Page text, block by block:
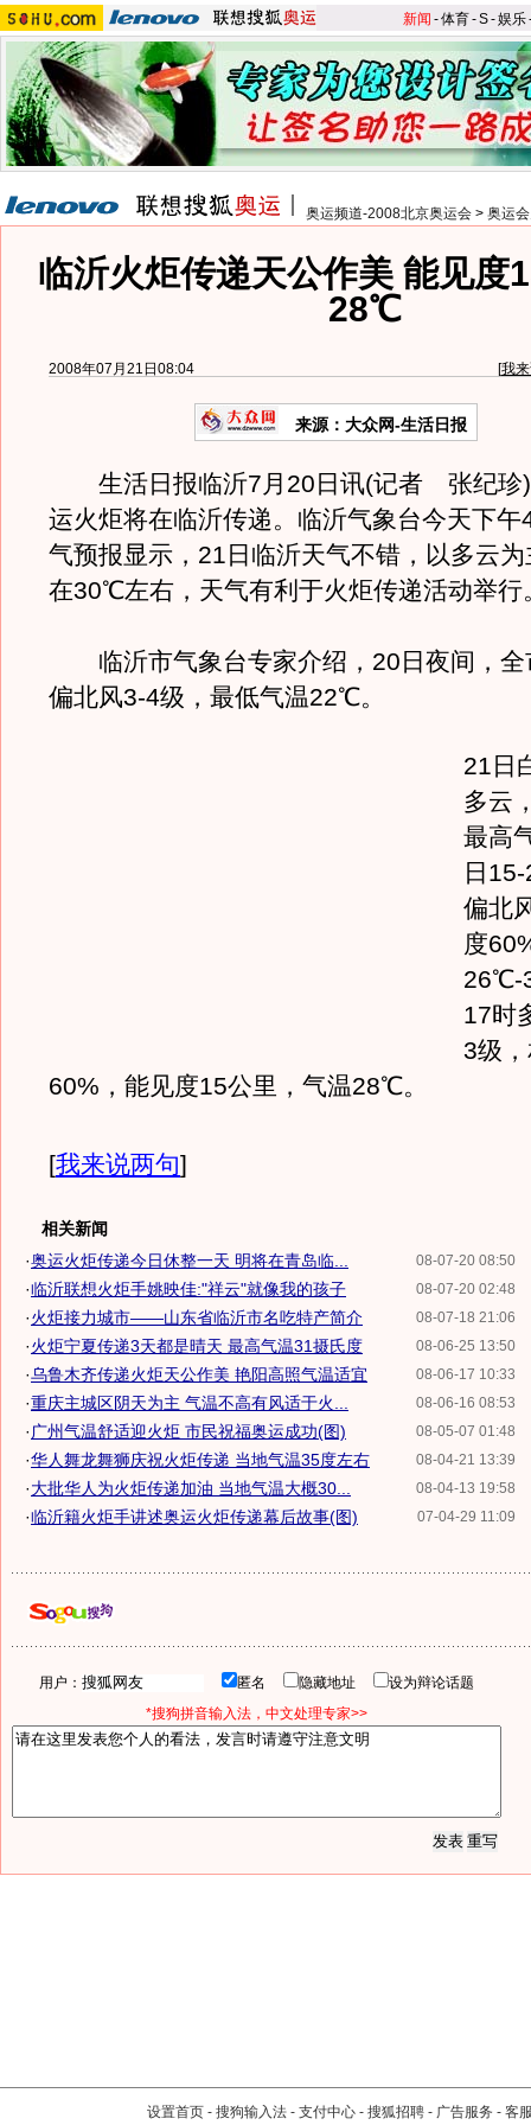
新闻 -体育-S-娱乐
奥运频道-2008北京奥运会 > 奥运
临沂火炬传递天公作美 能见度
28℃
2008年07月21日08:04 [我
来源：大众网-生活日报
生活日报临沂7月20日讯(记者 张纪珍
运火炬将在临沂传递。临沂气象台今天下午
气预报显示，21日临沂天气不错，以多云
在30℃左右，天气有利于火炬传递活动举行
临沂市气象台专家介绍，20日夜间，全
偏北风3-4级，最低气温22℃。
21日
多云
最高
日
偏北
度
26℃-
17时
3级
60%，能见度15公里，气温28℃。
[我来说两句]
相关新闻
08-07-20 08:50
·奥运火炬传递今日休整一天 明将在青岛临...
08-07-20 02:48
·临沂联想火炬手姚映佳:"祥云"就像我的孩子
08-07-18 21:06
·火炬接力城市——山东省临沂市名吃特产简介
08-06-25 13:50
·火炬宁夏传递3天都是晴天 最高气温31摄氏度
08-06-17 10:33
·乌鲁木齐传递火炬天公作美 艳阳高照气温适宜
08-06-16 08:53
·重庆主城区阴天为主 气温不高有风适于火...
08-05-07 01:48
· 广州气温舒适迎火炬 市民祝福奥运成功(图)
08-04-21 13:39
·华人舞龙舞狮庆祝火炬传递 当地气温35度左右
08-04-13 19:58
·大批华人为火炬传递加油 当地气温大概30...
07-04-29 11:09
·临沂籍火炬手讲述奥运火炬传递幕后故事(图)
用户： 匿名 隐藏地址
设为辩论话题
*搜狗拼音输入法，中文处理专家>>
设置首页 - 搜狗输入法 - 支付中心 - 搜狐招聘 - 广告服务 - 客